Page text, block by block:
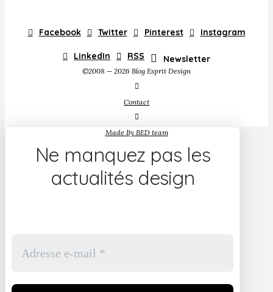
Facebook Twitter Pinterest Instagram
LinkedIn RSS Newsletter
©2008 — 2026 Blog Esprit Design
Contact
Made By BED team
Ne manquez pas les
actualités design